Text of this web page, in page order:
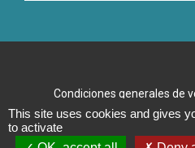
Condiciones generales de
Notas legales |
This site uses cookies and gives
to activate